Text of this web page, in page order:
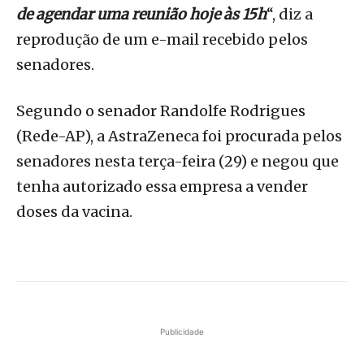
de agendar uma reunião hoje às 15h“, diz a
reprodução de um e-mail recebido pelos
senadores.
Segundo o senador Randolfe Rodrigues
(Rede-AP), a AstraZeneca foi procurada pelos
senadores nesta terça-feira (29) e negou que
tenha autorizado essa empresa a vender
doses da vacina.
Publicidade